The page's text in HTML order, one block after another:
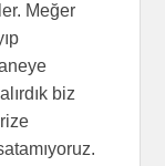
Meğer
biz